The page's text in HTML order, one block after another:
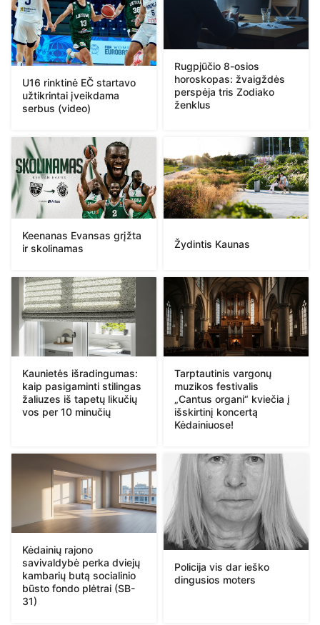
U16 rinktinė EČ startavo
užtikrintai įveikdama
serbus (video)
Rugpjūčio 8-osios
horoskopas: žvaigždės
perspėja tris Zodiako
ženklus
Keenanas Evansas grįžta
ir skolinamas
Žydintis Kaunas
Kaunietės išradingumas:
kaip pasigaminti stilingas
žaliuzes iš tapetų likučių
vos per 10 minučių
Tarptautinis vargonų
muzikos festivalis
„Cantus organi“ kviečia į
išskirtinį koncertą
Kėdainiuose!
Kėdainių rajono
savivaldybė perka dviejų
kambarių butą socialinio
būsto fondo plėtrai (SB-
31)
Policija vis dar ieško
dingusios moters